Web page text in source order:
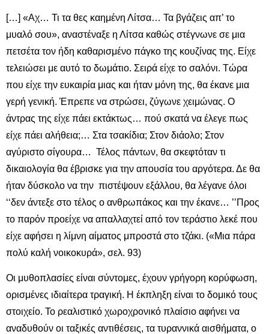
[…] «Αχ… Τι τα θες καημένη Λίτσα… Τα βγάζεις απ’ το
μυαλό σου», αναστέναξε η Λίτσα καθώς στέγνωνε σε μια
πετσέτα τον ήδη καθαρισμένο πάγκο της κουζίνας της. Είχε
τελειώσει με αυτό το δωμάτιο. Σειρά είχε το σαλόνι. Τώρα
που είχε την ευκαιρία μιας και ήταν μόνη της, θα έκανε μια
γερή γενική. Έπρεπε να στρώσει, ζύγωνε χειμώνας. Ο
άντρας της είχε πάει εκτάκτως… πού σκατά να έλεγε πως
είχε πάει αλήθεια;… Στα τσακίδια; Στον διάολο; Στον
αγύριστο σίγουρα… Τέλος πάντων, θα σκεφτόταν τι
δικαιολογία θα έβρισκε για την απουσία του αργότερα. Δε θα
ήταν δύσκολο να την πιστέψουν εξάλλου, θα λέγανε όλοι
‘‘δεν άντεξε στο τέλος ο ανθρωπάκος και την έκανε… ’’Προς
το παρόν προείχε να απαλλαχτεί από τον τεράστιο λεκέ που
είχε αφήσει η λίμνη αίματος μπροστά στο τζάκι. («Μια πάρα
πολύ καλή νοικοκυρά», σελ. 93)
Οι μυθοπλασίες είναι σύντομες, έχουν γρήγορη κορύφωση,
ορισμένες ιδιαίτερα τραγική. Η έκπληξη είναι το δομικό τους
στοιχείο. Το ρεαλιστικό χωροχρονικό πλαίσιο αφήνει να
αναδυθούν οι ταξικές αντιθέσεις, τα τυραννικά αισθήματα, ο